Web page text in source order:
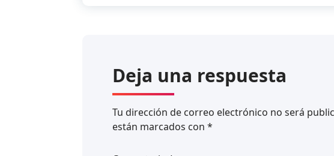
Deja una respuesta
Tu dirección de correo electrónico no será
están marcados con *